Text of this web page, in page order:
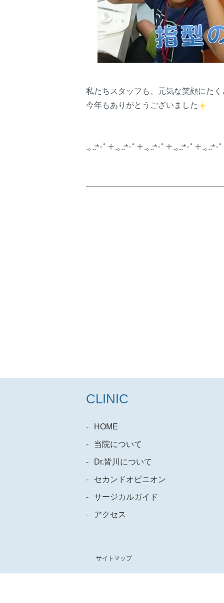
私たちスタッフも、元気な笑顔にた
今年もありがとうございました
.｡.:*･ﾟ＋.｡.:*･ﾟ＋.｡.:*･ﾟ＋.｡.:*･ﾟ＋.｡.:*･
CLINIC
HOME
当院について
Dr.皆川について
セカンドオピニオン
サージカルガイド
アクセス
サイトマップ